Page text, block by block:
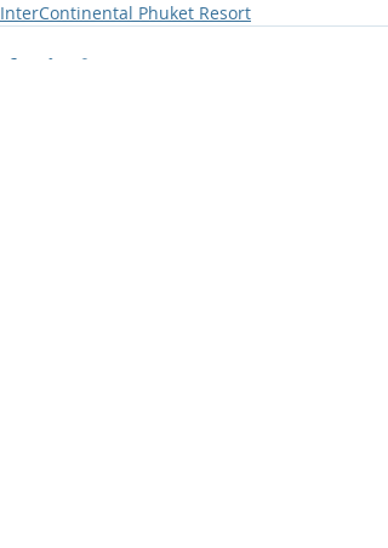
InterContinental Phuket Resort